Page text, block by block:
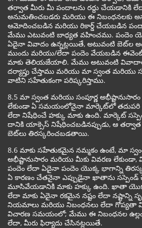
తర్వాత మీరు మీ పందాలను రద్దు చేయడానికి
అనుమతించబడరు మరియు ఈ నిబంధనలకు
ఆమోదించబడిన మరియు రికార్డ్ చేయబడిన
మేము ఎటువంటి బాధ్యత వహించము. పందెం
ఏదైనా వివాదం ఉన్నట్లయితే, అటువంటి బెట్‌ల
ముందు మరియు/లేదా పందెం వేయబడిన ఈవెంట్
మాకు తెలియజేయాలి. మేము అటువంటి
దర్యాప్తు చేస్తాము మరియు మా స్వంత మరియు
వాటిని సహేతుకంగా పరిష్కరిస్తాము.
8.5 మా స్వంత మరియు సంపూర్ణ అభీష్టానుసారం
లేకుండా ఏ సమయంలోనైనా మార్కెట్‌లో తదుపరి
లేదా నిషేధించే హక్కు మాకు ఉంది. మార్కెట్
దానికి యాక్సెస్ నిషేధించబడినప్పుడు, ఆ
బెట్‌లు తిరస్కరించబడతాయి.
8.6 మాకు సహేతుకమైన నమ్మకం ఉంటే, మా
అభీష్టానుసారం మరియు మీకు వివరణ లేకుండా,
పందెం లేదా ఏదైనా పందెం యొక్క భాగాన్ని
ఏ కారణం చేతనైనా ఎప్పుడైనా ఖాతాను
మూసివేయడానికి మాకు హక్కు ఉంది. ఖాతా
లేదా మాకు ఏదైనా రకమైన నష్టం లేదా నష్టాన్ని
నియమాలు మరియు నిబంధనలు లేదా గోప్యతా
విచారణ సమయంలో; మేము ఈ నిబంధనల
లేదా, మీరు ఫిర్యాదు చేసినట్లయితే.